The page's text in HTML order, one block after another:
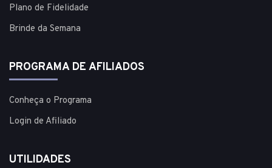
Plano de Fidelidade
Brinde da Semana
PROGRAMA DE AFILIADOS
Conheça o Programa
Login de Afiliado
UTILIDADES